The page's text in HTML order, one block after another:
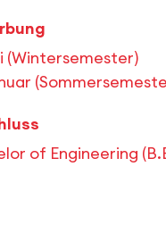
(Wintersemester)
of Engineering